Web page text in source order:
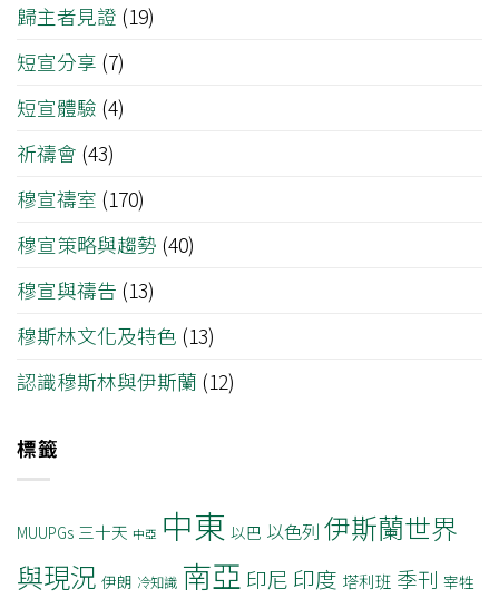
歸主者見證 (19)
短宣分享 (7)
短宣體驗 (4)
祈禱會 (43)
穆宣禱室 (170)
穆宣策略與趨勢 (40)
穆宣與禱告 (13)
穆斯林文化及特色 (13)
認識穆斯林與伊斯蘭 (12)
標籤
MUUPGs 三十天 中亞 中東 以巴 以色列 伊斯蘭世界
與現況 伊朗 冷知識 南亞 印尼 印度 塔利班 季刊 宰牲